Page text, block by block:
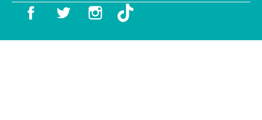
Facebook Twitter Instagram